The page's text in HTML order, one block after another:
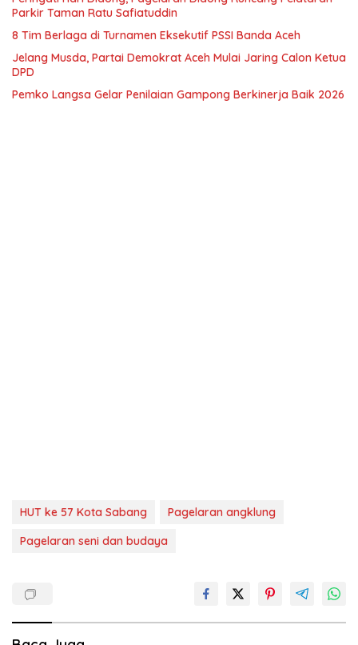
Parkir Taman Ratu Safiatuddin
8 Tim Berlaga di Turnamen Eksekutif PSSI Banda Aceh
Jelang Musda, Partai Demokrat Aceh Mulai Jaring Calon Ketua
DPD
Pemko Langsa Gelar Penilaian Gampong Berkinerja Baik 2026
HUT ke 57 Kota Sabang
Pagelaran angklung
Pagelaran seni dan budaya